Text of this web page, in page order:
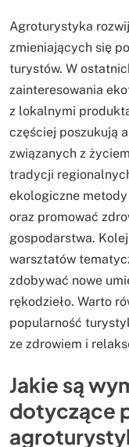
Agroturystyka
zmieniających się
turystów. W
zainteresowania
z lokalnymi
częściej poszukują
związanych z
tradycji
ekologiczne
oraz promować
gospodarstwa.
warsztatów
zdobywać nowe
rękodzieło. Warto
popularność
ze zdrowiem i
Jakie są
dotyczące